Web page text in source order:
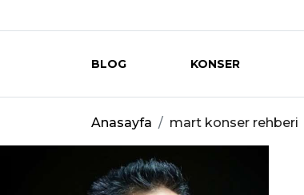
Eventmag
BLOG KONSER
Anasayfa mart konser rehberi